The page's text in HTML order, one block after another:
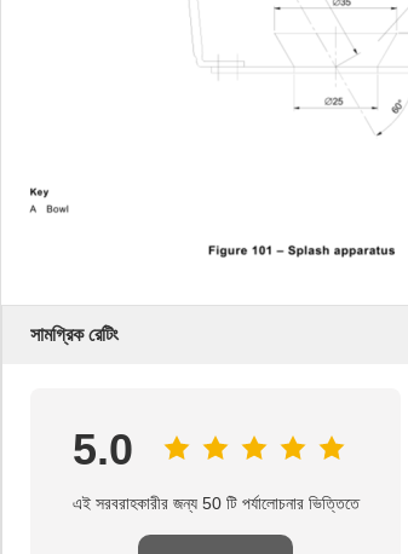
সামগ্রিক রেটিং
5.0
এই সরবরাহকারীর জন্য 50 টি পর্যালোচনার ভিত্তিতে